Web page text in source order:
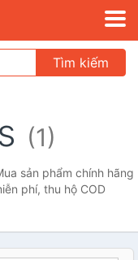
Tìm kiếm
(1)
sản phẩm chính hãng
phí, thu hộ COD